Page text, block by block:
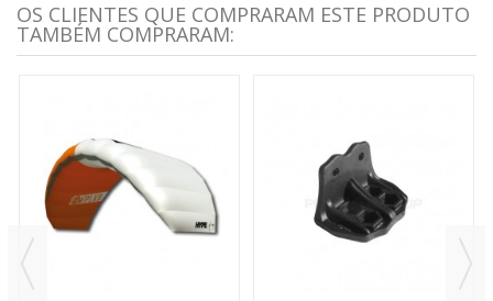
OS CLIENTES QUE COMPRARAM ESTE PRODUTO
TAMBÉM COMPRARAM: